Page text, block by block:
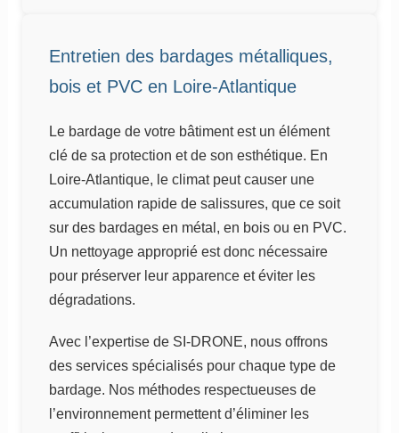
Entretien des bardages métalliques,
bois et PVC en Loire-Atlantique
Le bardage de votre bâtiment est un élément
clé de sa protection et de son esthétique. En
Loire-Atlantique, le climat peut causer une
accumulation rapide de salissures, que ce soit
sur des bardages en métal, en bois ou en PVC.
Un nettoyage approprié est donc nécessaire
pour préserver leur apparence et éviter les
dégradations.
Avec l’expertise de SI-DRONE, nous offrons
des services spécialisés pour chaque type de
bardage. Nos méthodes respectueuses de
l’environnement permettent d’éliminer les